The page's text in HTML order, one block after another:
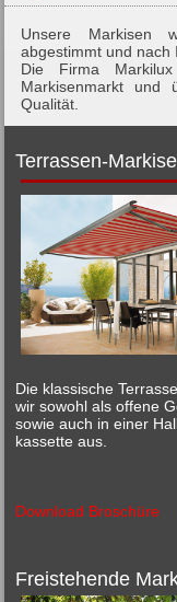
Unsere Markisen
abgestimmt und nach
Die Firma
Markisenmarkt und
Qualität.
Terrassen-Markise
Die klassische
wir sowohl als offene
sowie auch in einer
kassette aus.
Download Broschüre
Freistehende